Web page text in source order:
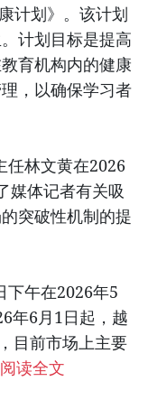
计划》。该计划
计划目标是提高
育机构内的健康
，以确保学习者
任林文黄在2026
媒体记者有关吸
突破性机制的提
下午在2026年5
年6月1日起，越
目前市场上主要
阅读全文